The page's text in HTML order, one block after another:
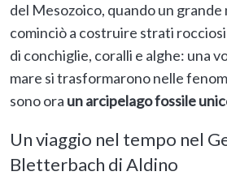
del Mesozoico, quando un
cominciò a costruire strati
di conchiglie, coralli e alghe: una
mare si trasformarono nelle
sono ora un arcipelago fossile
Un viaggio nel tempo nel
Bletterbach di Aldino